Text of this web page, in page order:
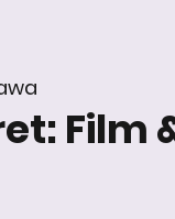
Film